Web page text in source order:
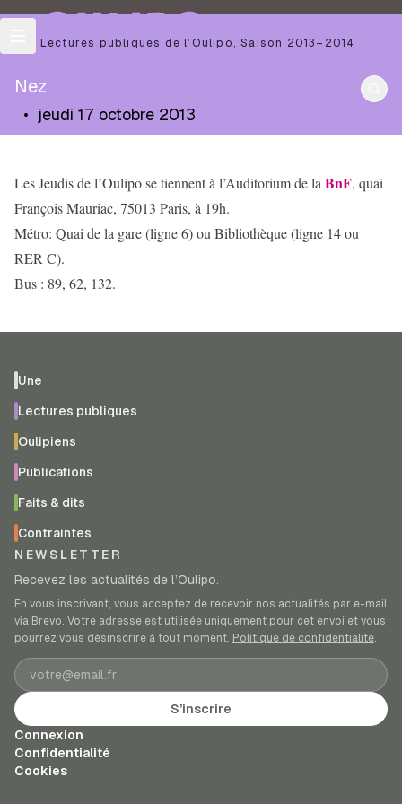
OULIPO
Les Lectures publiques de l’Oulipo ,Saison 2013–2014
Nez
• jeudi 17 octobre 2013
Les Jeudis de l’Oulipo se tiennent à l’Auditorium de la BnF, quai
François Mauriac, 75013 Paris, à 19h.
Métro: Quai de la gare (ligne 6) ou Bibliothèque (ligne 14 ou
RER C).
Bus : 89, 62, 132.
Une
Lectures publiques
Oulipiens
Publications
Faits & dits
Contraintes
NEWSLETTER
Recevez les actualités de l’Oulipo.
En vous inscrivant, vous acceptez de recevoir nos actualités par e-mail
via Brevo. Votre adresse est utilisée uniquement pour cet envoi et vous
pourrez vous désinscrire à tout moment. Politique de confidentialité.
Adresse e-mail
S’inscrire
Connexion
Confidentialité
Cookies